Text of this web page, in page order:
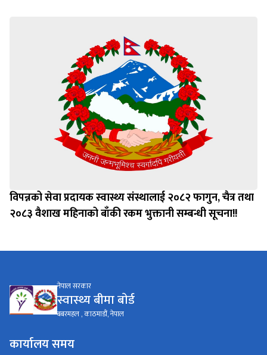
विपन्नको सेवा प्रदायक स्वास्थ्य संस्थालाई २०८२ फागुन, चैत्र तथा
२०८३ वैशाख महिनाको बाँकी रकम भुक्तानी सम्बन्धी सूचना!!
नेपाल सरकार
स्वास्थ्य बीमा बाेर्ड
बबरमहल , काठमाडौं, नेपाल
कार्यालय समय